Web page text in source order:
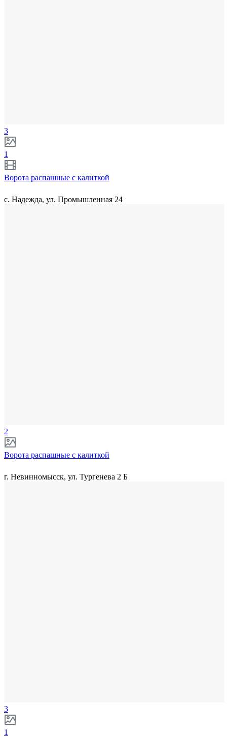
3
1
Ворота распашные с калиткой
с. Надежда, ул. Промышленная 24
2
Ворота распашные с калиткой
г. Невинномысск, ул. Тургенева 2 Б
3
1